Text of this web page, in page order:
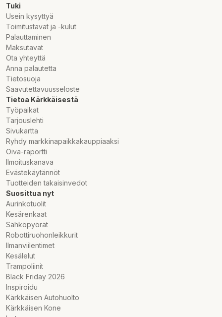
Tuki
Usein kysyttyä
Toimitustavat ja -kulut
Palauttaminen
Maksutavat
Ota yhteyttä
Anna palautetta
Tietosuoja
Saavutettavuusseloste
Tietoa Kärkkäisestä
Työpaikat
Tarjouslehti
Sivukartta
Ryhdy markkinapaikkakauppiaaksi
Oiva-raportti
Ilmoituskanava
Evästekäytännöt
Tuotteiden takaisinvedot
Suosittua nyt
Aurinkotuolit
Kesärenkaat
Sähköpyörät
Robottiruohonleikkurit
Ilmanviilentimet
Kesälelut
Trampoliinit
Black Friday 2026
Inspiroidu
Kärkkäisen Autohuolto
Kärkkäisen Kone